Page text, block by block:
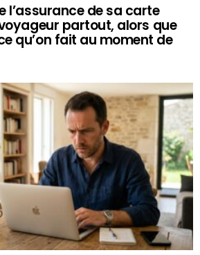
l’assurance de sa carte
partout, alors que
qu’on fait au moment de